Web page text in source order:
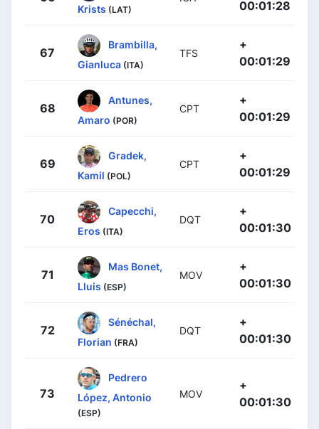
Krists (LAT) 00:01:28
67
Brambilla,
Gianluca (ITA)
TFS
+
00:01:29
68
Antunes,
Amaro (POR)
CPT
+
00:01:29
69
Gradek,
Kamil (POL)
CPT
+
00:01:29
70
Capecchi,
Eros (ITA)
DQT
+
00:01:30
71
Mas Bonet,
Lluis (ESP)
MOV
+
00:01:30
72
Sénéchal,
Florian (FRA)
DQT
+
00:01:30
73
Pedrero
López, Antonio
(ESP)
MOV
+
00:01:30